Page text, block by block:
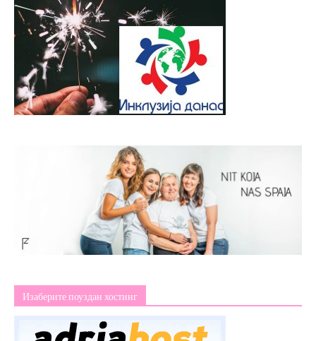
Изаберите поуздан хостинг